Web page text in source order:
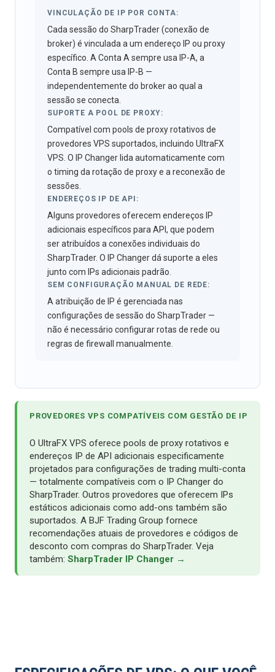
VINCULAÇÃO DE IP POR CONTA:
Cada sessão do SharpTrader (conexão de
broker) é vinculada a um endereço IP ou proxy
específico. A Conta A sempre usa IP-A, a
Conta B sempre usa IP-B —
independentemente do broker ao qual a
sessão se conecta.
SUPORTE A POOL DE PROXY:
Compatível com pools de proxy rotativos de
provedores VPS suportados, incluindo UltraFX
VPS. O IP Changer lida automaticamente com
o timing da rotação de proxy e a reconexão de
sessões.
ENDEREÇOS IP DE API:
Alguns provedores oferecem endereços IP
adicionais específicos para API, que podem
ser atribuídos a conexões individuais do
SharpTrader. O IP Changer dá suporte a eles
junto com IPs adicionais padrão.
SEM CONFIGURAÇÃO MANUAL DE REDE:
A atribuição de IP é gerenciada nas
configurações de sessão do SharpTrader —
não é necessário configurar rotas de rede ou
regras de firewall manualmente.
PROVEDORES VPS COMPATÍVEIS COM GESTÃO DE IP
O UltraFX VPS oferece pools de proxy rotativos e
endereços IP de API adicionais especificamente
projetados para configurações de trading multi-conta
— totalmente compatíveis com o IP Changer do
SharpTrader. Outros provedores que oferecem IPs
estáticos adicionais como add-ons também são
suportados. A BJF Trading Group fornece
recomendações atuais de provedores e códigos de
desconto com compras do SharpTrader. Veja
também: SharpTrader IP Changer →